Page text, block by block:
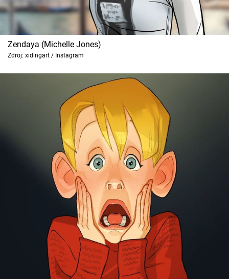
Zendaya (Michelle Jones)
Zdroj: xidingart / Instagram